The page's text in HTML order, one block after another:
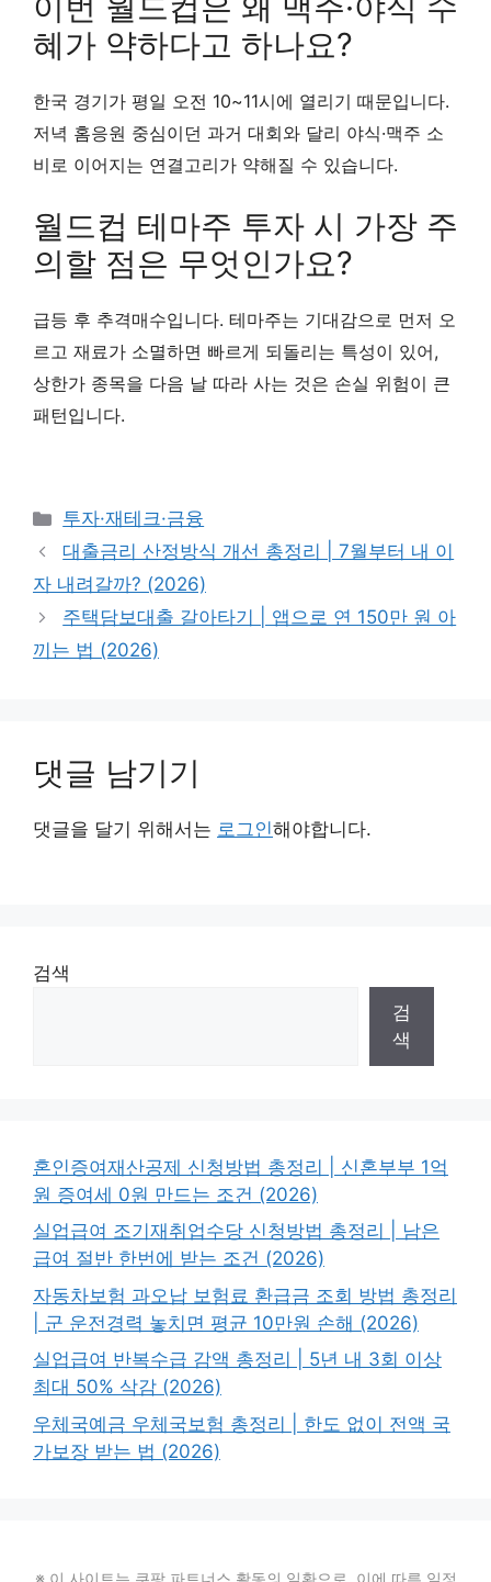
혜가 약하다고 하나요?
한국 경기가 평일 오전 10~11시에 열리기 때문입니다.
저녁 홈응원 중심이던 과거 대회와 달리 야식·맥주 소
비로 이어지는 연결고리가 약해질 수 있습니다.
월드컵 테마주 투자 시 가장 주
의할 점은 무엇인가요?
급등 후 추격매수입니다. 테마주는 기대감으로 먼저 오
르고 재료가 소멸하면 빠르게 되돌리는 특성이 있어,
상한가 종목을 다음 날 따라 사는 것은 손실 위험이 큰
패턴입니다.
카
테
리
투자·재테크·금융
대출금리 산정방식 개선 총정리 | 7월부터 내 이
자 내려갈까? (2026)
주택담보대출 갈아타기 | 앱으로 연 150만 원 아
끼는 법 (2026)
댓글 남기기
댓글을 달기 위해서는 로그인해야합니다.
검색
검
색
혼인증여재산공제 신청방법 총정리 | 신혼부부 1억
원 증여세 0원 만드는 조건 (2026)
실업급여 조기재취업수당 신청방법 총정리 | 남은
급여 절반 한번에 받는 조건 (2026)
자동차보험 과오납 보험료 환급금 조회 방법 총정리
| 군 운전경력 놓치면 평균 10만원 손해 (2026)
실업급여 반복수급 감액 총정리 | 5년 내 3회 이상
최대 50% 삭감 (2026)
우체국예금 우체국보험 총정리 | 한도 없이 전액 국
가보장 받는 법 (2026)
※ 이 사이트는 쿠팡 파트너스 활동의 일환으로, 이에 따른 일정